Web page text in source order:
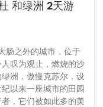
和绿洲 2天游
肠之外的城市，位于
叹为观止，燃烧的沙
洲，傲慢克苏尔，设
以来一座城市的田园
，它们被如此多的美